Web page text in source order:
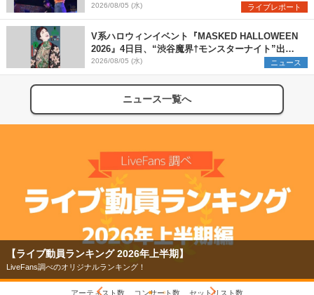
2026/08/05 (水) ライブレポート
V系ハロウィンイベント『MASKED HALLOWEEN
2026』4日目、“渋谷魔界†モンスターナイト”出演6
組を発表
2026/08/05 (水) ニュース
ニュース一覧へ
【フェス特集2026】
今年もフェスの季節がやってきた！
アーティスト数 コンサート数 セットリスト数